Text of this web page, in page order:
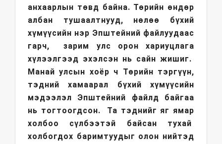
анхаарлын төвд байна. Төрийн өндөр
албан тушаалтнууд, нөлөө бүхий
хүмүүсийн нэр Эпштейний файлуудаас
гарч, зарим улс орон хариуцлага
хүлээлгээд эхэлсэн нь сайн жишиг.
Манай улсын хоёр ч Төрийн тэргүүн,
тэдний хамаарал бүхий хүмүүсийн
мэдээлэл Эпштейний файлд байгаа
нь тогтоогдсон. Та тэднийг яг ямар
холбоо сүлбээтэй байсан тухай
холбогдох баримтуудыг олон нийтэд